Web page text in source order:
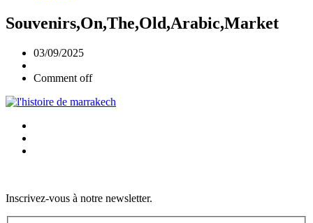
Souvenirs,On,The,Old,Arabic,Market
03/09/2025
Comment off
Inscrivez-vous à notre newsletter.